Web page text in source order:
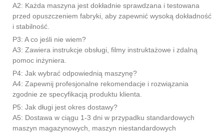
A2: Każda maszyna jest dokładnie sprawdzana i testowana
przed opuszczeniem fabryki, aby zapewnić wysoką dokładność
i stabilność.
P3: A co jeśli nie wiem?
A3: Zawiera instrukcje obsługi, filmy instruktażowe i zdalną
pomoc inżyniera.
P4: Jak wybrać odpowiednią maszynę?
A4: Zapewnij profesjonalne rekomendacje i rozwiązania
zgodnie ze specyfikacją produktu klienta.
P5: Jak długi jest okres dostawy?
A5: Dostawa w ciągu 1-3 dni w przypadku standardowych
maszyn magazynowych, maszyn niestandardowych